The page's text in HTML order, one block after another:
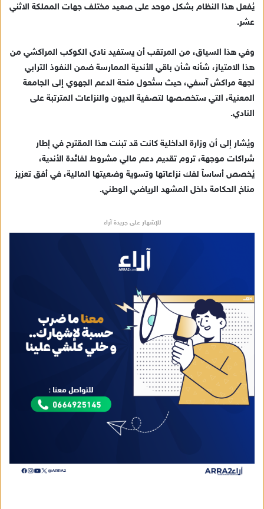
ت
ن
ي
يُفعل هذا النظام بشكل موحد على صعيد مختلف جهات المملكة الاثني
عشر.
وفي هذا السياق، من المرتقب أن يستفيد نادي الكوكب المراكشي من
هذا الامتياز، شأنه شأن باقي الأندية الممارسة ضمن النفوذ الترابي
لجهة مراكش آسفي، حيث ستُحول منحة الدعم الجهوي إلى الجامعة
المعنية، التي ستخصصها لتصفية الديون والنزاعات المترتبة على
النادي.
ويُشار إلى أن وزارة الداخلية كانت قد تبنت هذا المقترح في إطار
شراكات موجهة، تروم تقديم دعم مالي مشروط لفائدة الأندية،
يُخصص أساساً لفك نزاعاتها وتسوية وضعيتها المالية، في أفق تعزيز
مناخ الحكامة داخل المشهد الرياضي الوطني.
للإشهار على جريدة آراء